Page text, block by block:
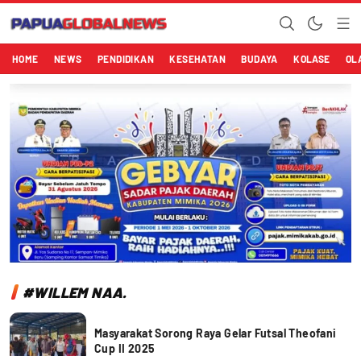
Papuaglobalnews.com
Menulis Fakta dengan Hati Bening
HOME NEWS PENDIDIKAN KESEHATAN BUDAYA KOLASE
#WILLEM NAA.
Masyarakat Sorong Raya Gelar Futsal Theofani
Cup II 2025